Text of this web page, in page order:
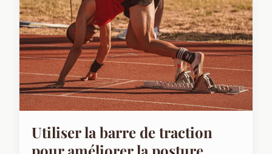
Utiliser la barre de traction